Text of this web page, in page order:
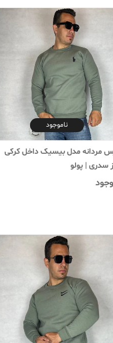
ناموجود
مردانه مدل بیسیک داخل کرکی
سدری | پولو